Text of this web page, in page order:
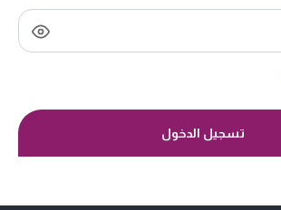
تسجيل الدخول